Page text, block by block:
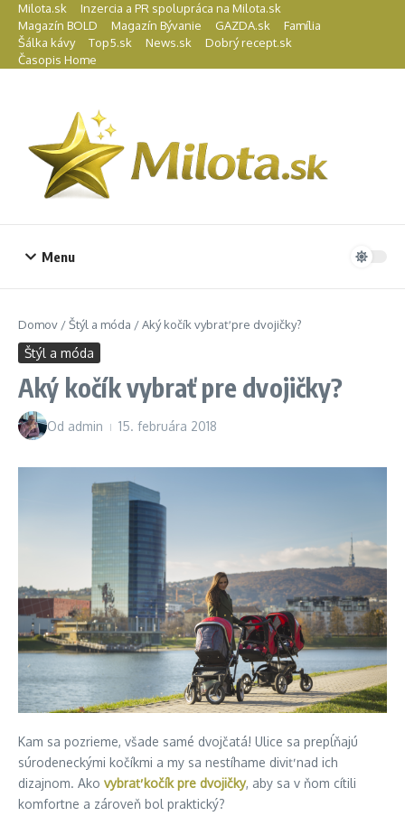
Preskočiť na obsah
Milota.sk
Inzercia a PR spolupráca na Milota.sk
Magazín BOLD
Magazín Bývanie GAZDA.sk
Família
Šálka kávy
Top5.sk News.sk
Dobrý recept.sk
Časopis Home
Menu
Domov /Štýl a móda /Aký kočík vybrať pre dvojičky?
Štýl a móda
Aký kočík vybrať pre dvojičky?
Od admin 15. februára 2018
Kam sa pozrieme, všade samé dvojčatá! Ulice sa prepĺňajú
súrodeneckými kočíkmi a my sa nestíhame diviť nad ich
dizajnom. Ako vybrať kočík pre dvojičky, aby sa v ňom cítili
komfortne a zároveň bol praktický?